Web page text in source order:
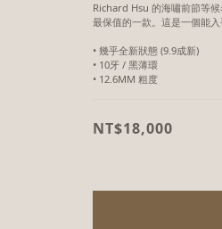
Richard Hsu 的海嘯前節等
最保值的一款。這是一個能
• 幾乎全新狀態 (9.9成新)
• 10牙 / 黑薄環
• 12.6MM 粗度
NT$18,000